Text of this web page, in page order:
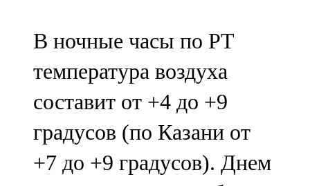
Яр Чаллы
105,5 FM
В ночные часы по РТ
температура воздуха
составит от +4 до +9
градусов (по Казани от
+7 до +9 градусов). Днем